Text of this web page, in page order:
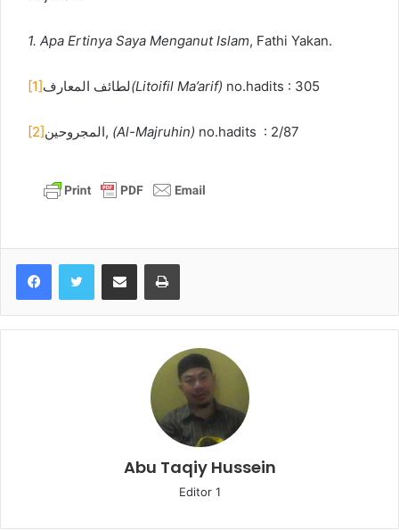
1. Apa Ertinya Saya Menganut Islam, Fathi Yakan.
[1]لطائف المعارف(Litoifil Ma’arif) no.hadits : 305
[2] المجروحين, (Al-Majruhin) no.hadits : 2/87
Share via Email Print
Abu Taqiy Hussein
Editor 1